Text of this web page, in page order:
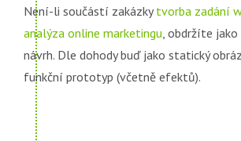
Není-li součástí zakázkytvorba zadání
analýza online marketingu, obdržíte jako
návrh. Dle dohody buď jako statický
funkční prototyp (včetně efektů).